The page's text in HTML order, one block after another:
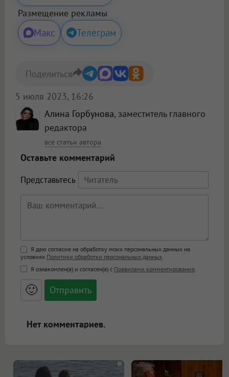
Размещение рекламы
Макс Телеграм
Алина Горбунова, заместитель главного
редактора
все статьи автора
5 июля 2023, 16:26
Поделиться
Оставьте комментарий
Представьтесь
Поддержка HTML
<b>, <strong>, <u>, <i>, <em>, <s>, <big>,
<small>, <sup>, <sub>, <pre>, <ul>, <ol>, <li>,
<blockquote>, <code> экранирует HTML,
адреса URL автоматически становятся
ссылками, и [img]адрес[/img] будет
Я даю согласие на обработку моих персональных данных на
условиях Политики обработки персональных данных
Я ознакомлен(а) и согласен(а) с Правилами комментирования
🙂
Нет комментариев.
i